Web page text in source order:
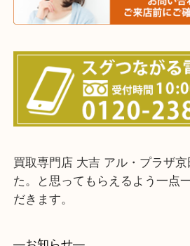
上記に記載がないエリアでも
・ご来店前に確認しておきた
をください。